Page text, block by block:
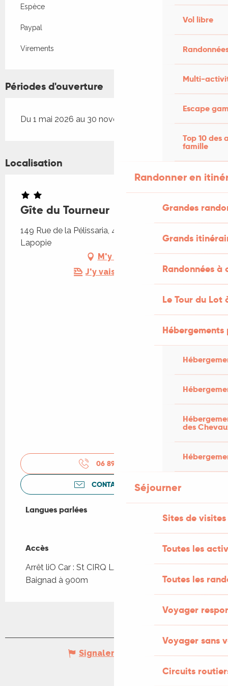
Vol libre
Multi-
Escape
Top 10 des
famille
Randonner en
Grandes
Grands
Randonnées
Le Tour du Lot
des
Séjourner
Sites de visites
Toutes les
Toutes les
Voyager
Voyager sans
Circuits
Espèce
Paypal
Virements
Périodes d'ouverture
Du 1 mai 2026 au 30 novembre 2026
Localisation
Gîte du Tourneur
149 Rue de la Pélissaria, 46330 Saint-Cirq-
Lapopie
M'y rendre
J'y vais en train !
06 89 80 66
CONTACTEZ-NOUS
Langues parlées
Langues parlées
Accès
Accès
Arrêt liO Car : St CIRQ LAPOPIE - Camping
Baignad à 900m
Signaler une erreur